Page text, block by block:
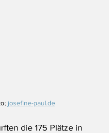
josefine-paul.de
die 175 Plätze in